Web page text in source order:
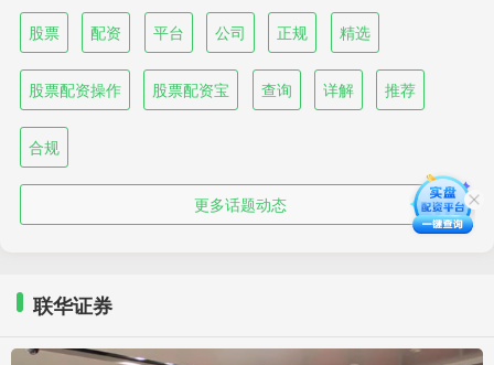
股票 配资 平台 公司 正规 精选
股票配资操作 股票配资宝 查询 详解 推荐
合规
更多话题动态
联华证券